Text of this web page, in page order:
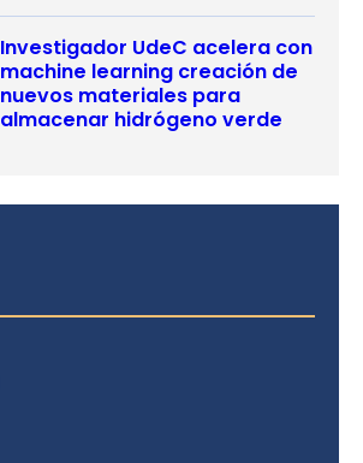
Investigador UdeC acelera con
machine learning creación de
nuevos materiales para
almacenar hidrógeno verde